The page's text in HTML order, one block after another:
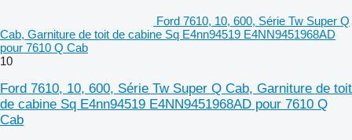
Ford 7610, 10, 600, Série Tw Super Q
Cab, Garniture de toit de cabine Sq E4nn94519 E4NN9451968AD
pour 7610 Q Cab
10
Ford 7610, 10, 600, Série Tw Super Q Cab, Garniture de toit
de cabine Sq E4nn94519 E4NN9451968AD pour 7610 Q
Cab